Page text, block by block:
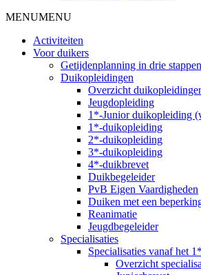
MENUMENU
Activiteiten
Voor duikers
Getijdenplanning in drie stappen
Duikopleidingen
Overzicht
Jeugdopleiding
1*-Junior duikopleiding
1*-duikopleiding
2*-duikopleiding
3*-duikopleiding
4*-duikbrevet
Duikbegeleider
PvB Eigen Vaardigheden
Duiken met een
Reanimatie
Jeugdbegeleider
Specialisaties
Specialisaties vanaf het
Overzicht